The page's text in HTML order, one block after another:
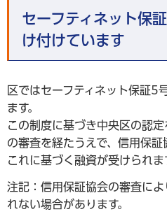
セーフティネット保
け付けています
区ではセーフティネット保証5
ます。
この制度に基づき中央区の認
の審査を経たうえで、信用保証
これに基づく融資が受けられま
注記：信用保証協会の審査に
れない場合があります。